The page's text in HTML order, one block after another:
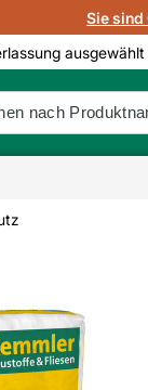
Sie sind
ausgewählt